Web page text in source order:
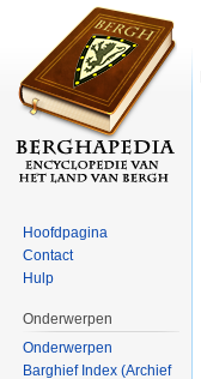
Hoofdpagina
Contact
Hulp
Onderwerpen
Onderwerpen
Barghief Index (Archief